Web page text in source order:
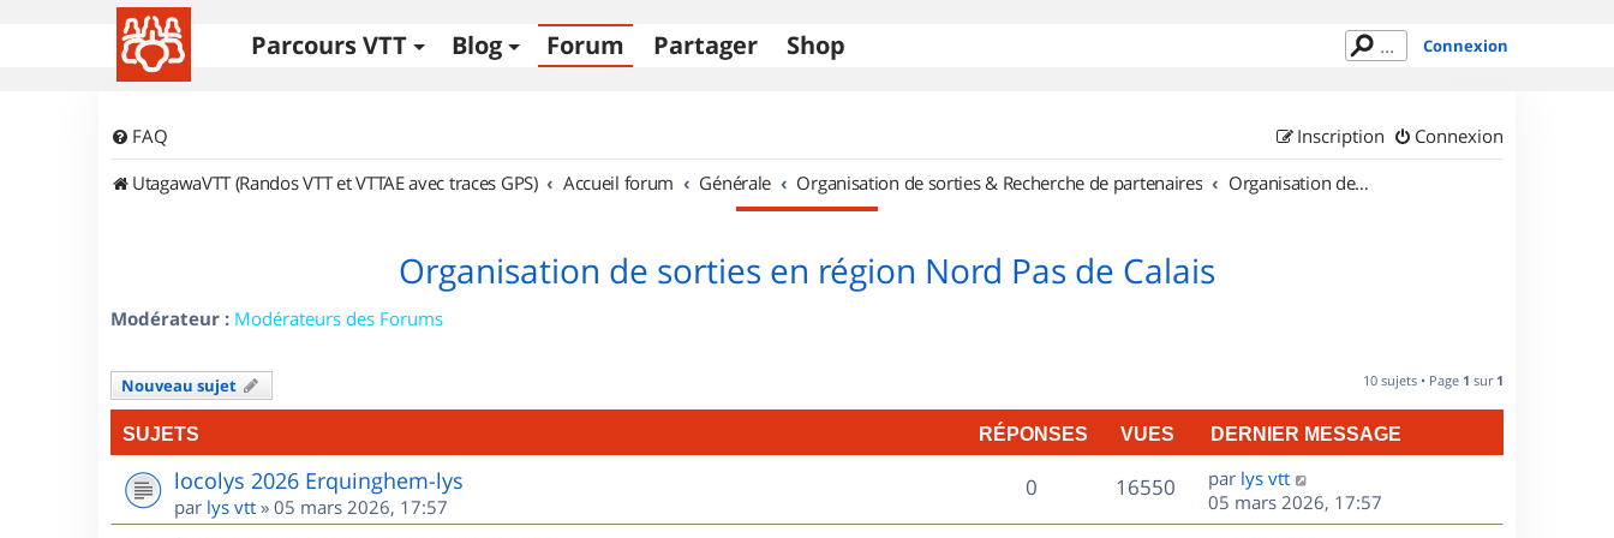
Parcours VTT Blog Forum Partager Shop Connexion
FAQ Connexion
Inscription
UtagawaVTT (Randos VTT et VTTAE avec traces GPS)
Accueil forum Générale Organisation de sorties & Recherche de partenaires Organisation de sorties en région Nord Pas de Calais
Organisation de sorties en région Nord Pas de Calais
Modérateur : Modérateurs des Forums
Nouveau sujet 10 sujets • Page 1 sur 1
SUJETS RÉPONSES VUES DERNIER MESSAGE
locolys 2026 Erquinghem-lys
par lys vtt » 05 mars 2026, 17:57
0R
é
16550V
u
D
e
r
par lys vtt
05 mars 2026, 17:57